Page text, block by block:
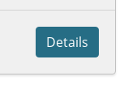
Details